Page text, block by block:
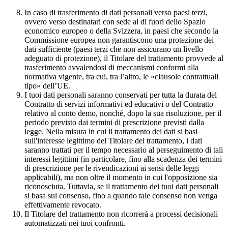
In caso di trasferimento di dati personali verso paesi terzi,
ovvero verso destinatari con sede al di fuori dello Spazio
economico europeo o della Svizzera, in paesi che secondo la
Commissione europea non garantiscono una protezione dei
dati sufficiente (paesi terzi che non assicurano un livello
adeguato di protezione), il Titolare del trattamento provvede al
trasferimento avvalendosi di meccanismi conformi alla
normativa vigente, tra cui, tra l’altro, le «clausole contrattuali
tipo» dell’UE.
I tuoi dati personali saranno conservati per tutta la durata del
Contratto di servizi informativi ed educativi o del Contratto
relativo al conto demo, nonché, dopo la sua risoluzione, per il
periodo previsto dai termini di prescrizione previsti dalla
legge. Nella misura in cui il trattamento dei dati si basi
sull'interesse legittimo del Titolare del trattamento, i dati
saranno trattati per il tempo necessario al perseguimento di tali
interessi legittimi (in particolare, fino alla scadenza dei termini
di prescrizione per le rivendicazioni ai sensi delle leggi
applicabili), ma non oltre il momento in cui l'opposizione sia
riconosciuta. Tuttavia, se il trattamento dei tuoi dati personali
si basa sul consenso, fino a quando tale consenso non venga
effettivamente revocato.
Il Titolare del trattamento non ricorrerà a processi decisionali
automatizzati nei tuoi confronti.